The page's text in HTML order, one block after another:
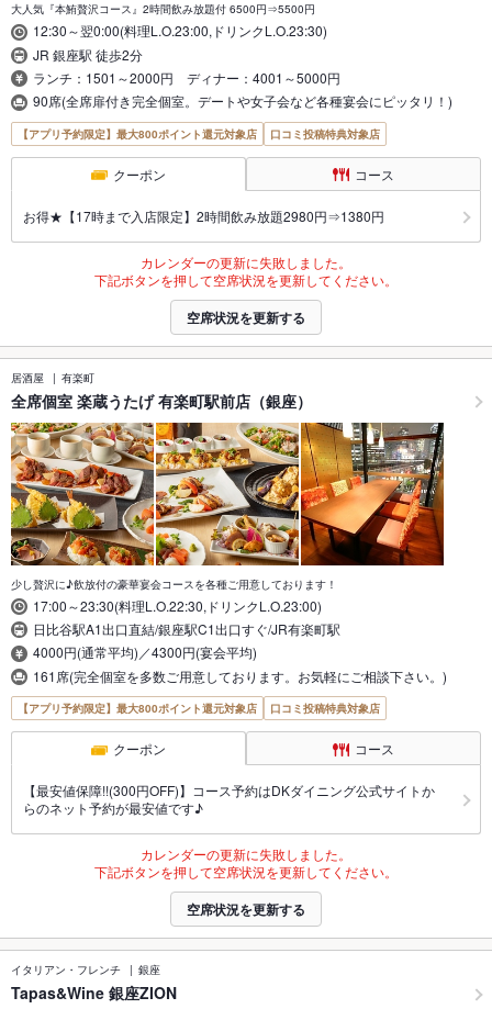
大人気『本鮪贅沢コース』2時間飲み放題付 6500円⇒5500円
12:30～翌0:00(料理L.O.23:00,ドリンクL.O.23:30)
JR 銀座駅 徒歩2分
ランチ：1501～2000円 ディナー：4001～5000円
90席(全席扉付き完全個室。デートや女子会など各種宴会にピッタリ！)
【アプリ予約限定】最大800ポイント還元対象店 口コミ投稿特典対象店
クーポン コース
お得★【17時まで入店限定】2時間飲み放題2980円⇒1380円
カレンダーの更新に失敗しました。
下記ボタンを押して空席状況を更新してください。
空席状況を更新する
居酒屋 有楽町
全席個室 楽蔵うたげ 有楽町駅前店（銀座）
少し贅沢に♪飲放付の豪華宴会コースを各種ご用意しております！
17:00～23:30(料理L.O.22:30,ドリンクL.O.23:00)
日比谷駅A1出口直結/銀座駅C1出口すぐ/JR有楽町駅
4000円(通常平均)／4300円(宴会平均)
161席(完全個室を多数ご用意しております。お気軽にご相談下さい。)
【アプリ予約限定】最大800ポイント還元対象店 口コミ投稿特典対象店
クーポン コース
【最安値保障!!(300円OFF)】コース予約はDKダイニング公式サイトか
らのネット予約が最安値です♪
カレンダーの更新に失敗しました。
下記ボタンを押して空席状況を更新してください。
空席状況を更新する
イタリアン・フレンチ 銀座
Tapas&Wine 銀座ZION